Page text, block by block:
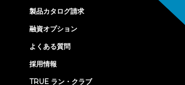
製品カタログ請求
融資オプション
よくある質問
採用情報
TRUE ラン・クラブ